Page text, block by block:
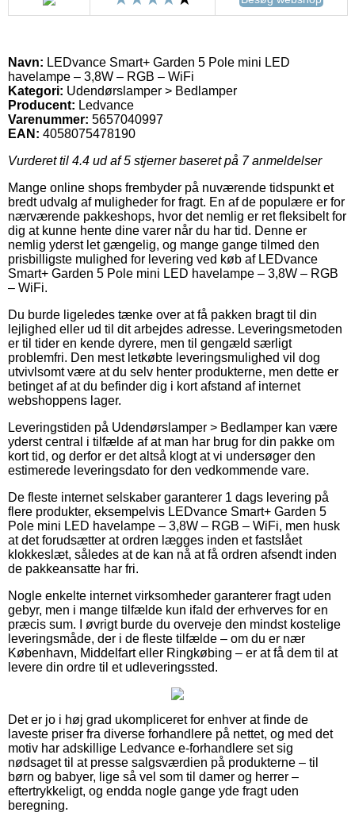
Navn: LEDvance Smart+ Garden 5 Pole mini LED
havelampe – 3,8W – RGB – WiFi
Kategori: Udendørslamper > Bedlamper
Producent: Ledvance
Varenummer: 5657040997
EAN: 4058075478190
Vurderet til 4.4 ud af 5 stjerner baseret på 7anmeldelser
Mange online shops frembyder på nuværende tidspunkt et
bredt udvalg af muligheder for fragt. En af de populære er for
nærværende pakkeshops, hvor det nemlig er ret fleksibelt for
dig at kunne hente dine varer når du har tid. Denne er
nemlig yderst let gængelig, og mange gange tilmed den
prisbilligste mulighed for levering ved køb af LEDvance
Smart+ Garden 5 Pole mini LED havelampe – 3,8W – RGB
– WiFi.
Du burde ligeledes tænke over at få pakken bragt til din
lejlighed eller ud til dit arbejdes adresse. Leveringsmetoden
er til tider en kende dyrere, men til gengæld særligt
problemfri. Den mest letkøbte leveringsmulighed vil dog
utvivlsomt være at du selv henter produkterne, men dette er
betinget af at du befinder dig i kort afstand af internet
webshoppens lager.
Leveringstiden på Udendørslamper > Bedlamper kan være
yderst central i tilfælde af at man har brug for din pakke om
kort tid, og derfor er det altså klogt at vi undersøger den
estimerede leveringsdato for den vedkommende vare.
De fleste internet selskaber garanterer 1 dags levering på
flere produkter, eksempelvis LEDvance Smart+ Garden 5
Pole mini LED havelampe – 3,8W – RGB – WiFi, men husk
at det forudsætter at ordren lægges inden et fastslået
klokkeslæt, således at de kan nå at få ordren afsendt inden
de pakkeansatte har fri.
Nogle enkelte internet virksomheder garanterer fragt uden
gebyr, men i mange tilfælde kun ifald der erhverves for en
præcis sum. I øvrigt burde du overveje den mindst kostelige
leveringsmåde, der i de fleste tilfælde – om du er nær
København, Middelfart eller Ringkøbing – er at få dem til at
levere din ordre til et udleveringssted.
Det er jo i høj grad ukompliceret for enhver at finde de
laveste priser fra diverse forhandlere på nettet, og med det
motiv har adskillige Ledvance e-forhandlere set sig
nødsaget til at presse salgsværdien på produkterne – til
børn og babyer, lige så vel som til damer og herrer –
eftertrykkeligt, og endda nogle gange yde fragt uden
beregning.